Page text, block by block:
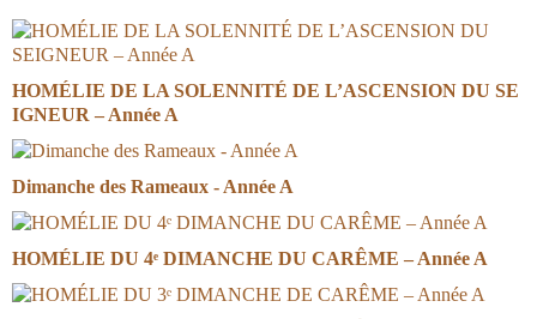
HOMÉLIE DE LA SOLENNITÉ DE L’ASCENSION DU SE
IGNEUR – Année A
Dimanche des Rameaux - Année A
HOMÉLIE DU 4ᵉ DIMANCHE DU CARÊME – Année A